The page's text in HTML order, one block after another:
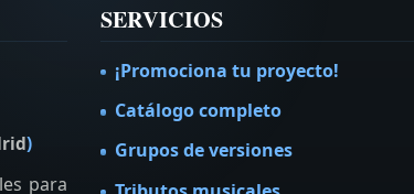
)
para
SERVICIOS
¡Promociona tu proyecto!
Catálogo completo
Grupos de versiones